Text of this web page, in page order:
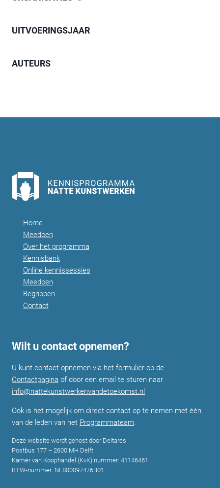
UITVOERINGSJAAR
AUTEURS
Home
Meedoen
Over het programma
Kennisbank
Online kennissessies
Meedoen
Begrippen
Contact
Wilt u contact opnemen?
U kunt contact opnemen via het formulier op de
Contactpagina of door een email te sturen naar
info@nattekunstwerkenvandetoekomst.nl
Ook is het mogelijk om direct contact op te nemen met één
van de leden van het Programmateam.
Deze website wordt gehost door Deltares
Postbus 177 – 2600 MH Delft
Kamer van Koophandel (KvK) nummer: 41146461
BTW-nummer: NL800097476B01